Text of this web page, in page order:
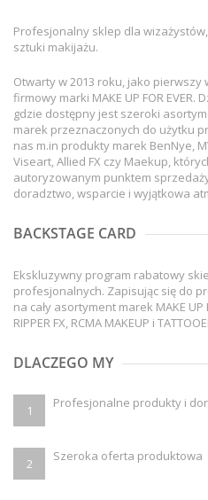
Profesjonalny sklep dla
sztuki makijażu.
Otwarty w 2013 roku, jako pierwszy
firmowy marki MAKE UP FOR
gdzie dostępny jest szeroki
marek przeznaczonych do użytku
nas m.in produkty marek BenNye,
Viseart, Allied FX czy Maekup,
autoryzowanym punktem
doradztwo, wsparcie i wyjątkowa
BACKSTAGE CARD
Ekskluzywny program rabatowy
profesjonalnych. Zapisując się do
na cały asortyment marek MAKE UP
RIPPER FX, RCMA MAKEUP i
DLACZEGO MY
1 Profesjonalne produkty i
2 Szeroka oferta produktowa